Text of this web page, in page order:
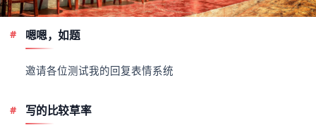
嗯嗯，如题
邀请各位测试我的回复表情系统
写的比较草率